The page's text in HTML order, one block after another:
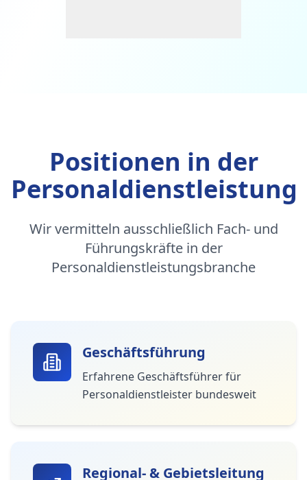
Positionen in der
Personaldienstleistung
Wir vermitteln ausschließlich Fach- und
Führungskräfte in der
Personaldienstleistungsbranche
Geschäftsführung
Erfahrene Geschäftsführer für
Personaldienstleister bundesweit
Regional- & Gebietsleitung